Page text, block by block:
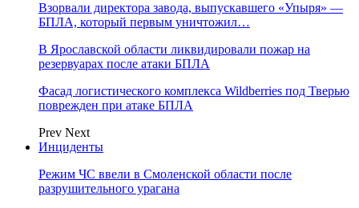
Взорвали директора завода, выпускавшего «Упыря» —
БПЛА, который первым уничтожил…
В Ярославской области ликвидировали пожар на
резервуарах после атаки БПЛА
Фасад логистического комплекса Wildberries под Тверью
поврежден при атаке БПЛА
Prev Next
Инциденты
Режим ЧС ввели в Смоленской области после
разрушительного урагана